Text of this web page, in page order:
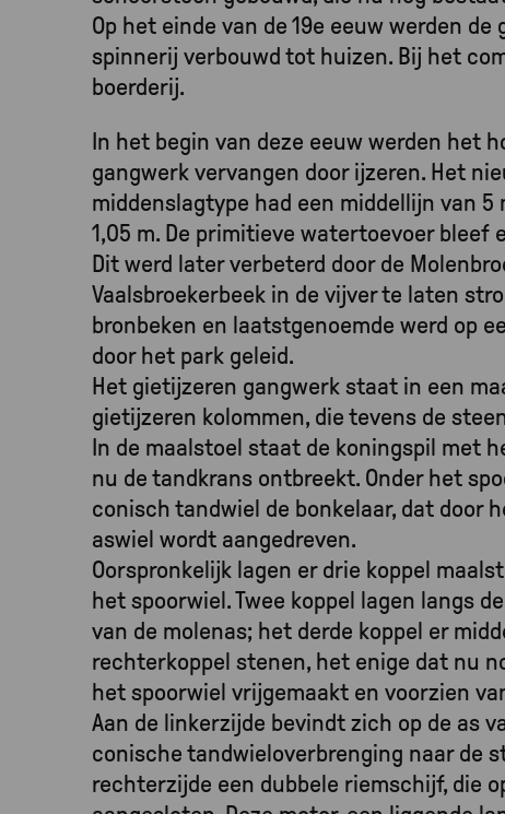
Op het einde van de 19e eeuw werden de
spinnerij verbouwd tot huizen. Bij het
boerderij.
In het begin van deze eeuw werden het
gangwerk vervangen door ijzeren. Het
middenslagtype had een middellijn van 5
1,05 m. De primitieve watertoevoer bleef
Dit werd later verbeterd door de
Vaalsbroekerbeek in de vijver te laten
bronbeken en laatstgenoemde werd op
door het park geleid.
Het gietijzeren gangwerk staat in een
gietijzeren kolommen, die tevens de
In de maalstoel staat de koningspil met
nu de tandkrans ontbreekt. Onder het
conisch tandwiel de bonkelaar, dat door
aswiel wordt aangedreven.
Oorspronkelijk lagen er drie koppel
het spoorwiel. Twee koppel lagen langs
van de molenas; het derde koppel er
rechterkoppel stenen, het enige dat nu
het spoorwiel vrijgemaakt en voorzien
Aan de linkerzijde bevindt zich op de as
conische tandwieloverbrenging naar de
rechterzijde een dubbele riemschijf, die